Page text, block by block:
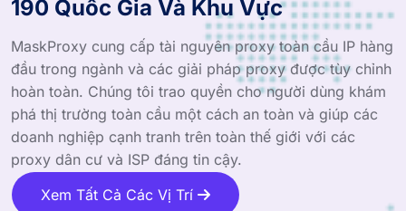
190 Quốc Gia Và Khu Vực
MaskProxy cung cấp tài nguyên proxy toàn cầu IP hàng
đầu trong ngành và các giải pháp proxy được tùy chỉnh
hoàn toàn. Chúng tôi trao quyền cho người dùng khám
phá thị trường toàn cầu một cách an toàn và giúp các
doanh nghiệp cạnh tranh trên toàn thế giới với các
proxy dân cư và ISP đáng tin cậy.
Xem Tất Cả Các Vị Trí